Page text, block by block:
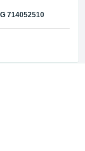
714052510